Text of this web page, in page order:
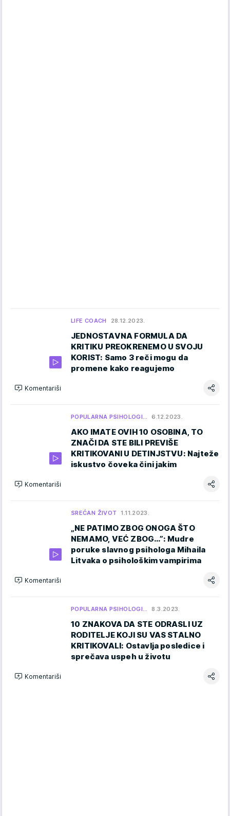
LIFE COACH 28.12.2023.
JEDNOSTAVNA FORMULA DA
KRITIKU PREOKRENEMO U SVOJU
KORIST: Samo 3 reči mogu da
promene kako reagujemo
Komentariši
POPULARNA PSIHOLOGI… 6.12.2023.
AKO IMATE OVIH 10 OSOBINA, TO
ZNAČI DA STE BILI PREVIŠE
KRITIKOVANI U DETINJSTVU: Najteže
iskustvo čoveka čini jakim
Komentariši
SREĆAN ŽIVOT 1.11.2023.
„NE PATIMO ZBOG ONOGA ŠTO
NEMAMO, VEĆ ZBOG…”: Mudre
poruke slavnog psihologa Mihaila
Litvaka o psihološkim vampirima
Komentariši
POPULARNA PSIHOLOGI… 8.3.2023.
10 ZNAKOVA DA STE ODRASLI UZ
RODITELJE KOJI SU VAS STALNO
KRITIKOVALI: Ostavlja posledice i
sprečava uspeh u životu
Komentariši